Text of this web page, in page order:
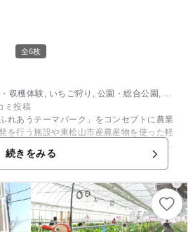
全6枚
収穫体験, いちご狩り, 公園・総合公園, レ
ミ投稿
れあうテーマパーク」をコンセプトに農業
を行う施設や東松山市産農産物を使った軽
、遊具などを設置した、市の農業、観光の
室や畑ではイチゴや野菜を収穫することが
だくことができます。 また、春は桜、夏は
例年：12月中
続きをみる